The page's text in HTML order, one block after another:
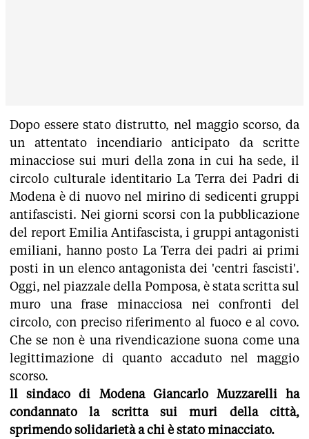
Dopo essere stato distrutto, nel maggio scorso, da
un attentato incendiario anticipato da scritte
minacciose sui muri della zona in cui ha sede, il
circolo culturale identitario La Terra dei Padri di
Modena è di nuovo nel mirino di sedicenti gruppi
antifascisti. Nei giorni scorsi con la pubblicazione
del report Emilia Antifascista, i gruppi antagonisti
emiliani, hanno posto La Terra dei padri ai primi
posti in un elenco antagonista dei 'centri fascisti'.
Oggi, nel piazzale della Pomposa, è stata scritta sul
muro una frase minacciosa nei confronti del
circolo, con preciso riferimento al fuoco e al covo.
Che se non è una rivendicazione suona come una
legittimazione di quanto accaduto nel maggio
scorso.
ll sindaco di Modena Giancarlo Muzzarelli ha
condannato la scritta sui muri della città,
sprimendo solidarietà a chi è stato minacciato.